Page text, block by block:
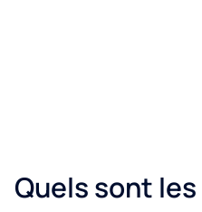
Quels sont